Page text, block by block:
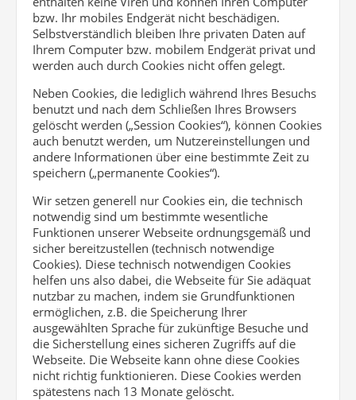
bzw. Ihr mobiles Endgerät nicht beschädigen.
Selbstverständlich bleiben Ihre privaten Daten auf
Ihrem Computer bzw. mobilem Endgerät privat und
werden auch durch Cookies nicht offen gelegt.
Neben Cookies, die lediglich während Ihres Besuchs
benutzt und nach dem Schließen Ihres Browsers
gelöscht werden („Session Cookies“), können Cookies
auch benutzt werden, um Nutzereinstellungen und
andere Informationen über eine bestimmte Zeit zu
speichern („permanente Cookies“).
Wir setzen generell nur Cookies ein, die technisch
notwendig sind um bestimmte wesentliche
Funktionen unserer Webseite ordnungsgemäß und
sicher bereitzustellen (technisch notwendige
Cookies). Diese technisch notwendigen Cookies
helfen uns also dabei, die Webseite für Sie adäquat
nutzbar zu machen, indem sie Grundfunktionen
ermöglichen, z.B. die Speicherung Ihrer
ausgewählten Sprache für zukünftige Besuche und
die Sicherstellung eines sicheren Zugriffs auf die
Webseite. Die Webseite kann ohne diese Cookies
nicht richtig funktionieren. Diese Cookies werden
spätestens nach 13 Monate gelöscht.